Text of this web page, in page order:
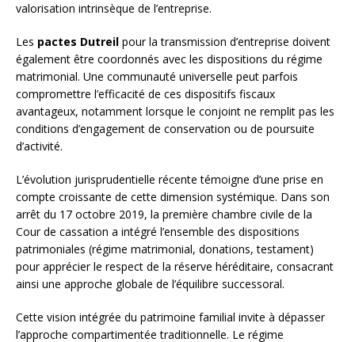
valorisation intrinsèque de l’entreprise.
Les pactes Dutreil pour la transmission d’entreprise doivent
également être coordonnés avec les dispositions du régime
matrimonial. Une communauté universelle peut parfois
compromettre l’efficacité de ces dispositifs fiscaux
avantageux, notamment lorsque le conjoint ne remplit pas les
conditions d’engagement de conservation ou de poursuite
d’activité.
L’évolution jurisprudentielle récente témoigne d’une prise en
compte croissante de cette dimension systémique. Dans son
arrêt du 17 octobre 2019, la première chambre civile de la
Cour de cassation a intégré l’ensemble des dispositions
patrimoniales (régime matrimonial, donations, testament)
pour apprécier le respect de la réserve héréditaire, consacrant
ainsi une approche globale de l’équilibre successoral.
Cette vision intégrée du patrimoine familial invite à dépasser
l’approche compartimentée traditionnelle. Le régime